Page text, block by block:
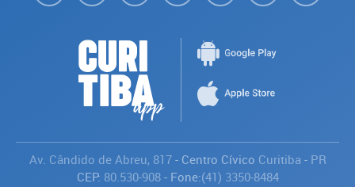
Av. Cândido de Abreu, 817- Centro Cívico Curitiba- PR
CEP: 80.530-908- Fone:(41) 3350-8484